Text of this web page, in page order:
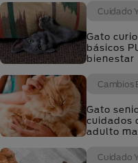
Cuidado
Gato
básicos
bienestar
Cambios
Gato
cuidados
adulto
Cuidado